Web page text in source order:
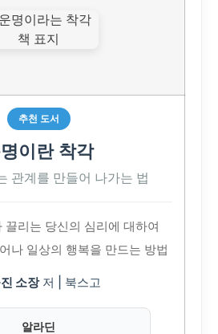
추천 도서
이란 착각
관계를 만들어 나가는 법
끌리는 당신의 심리에 대하여
나 일상의 행복을 만드는 방법
소장저 | 북스고
알라딘